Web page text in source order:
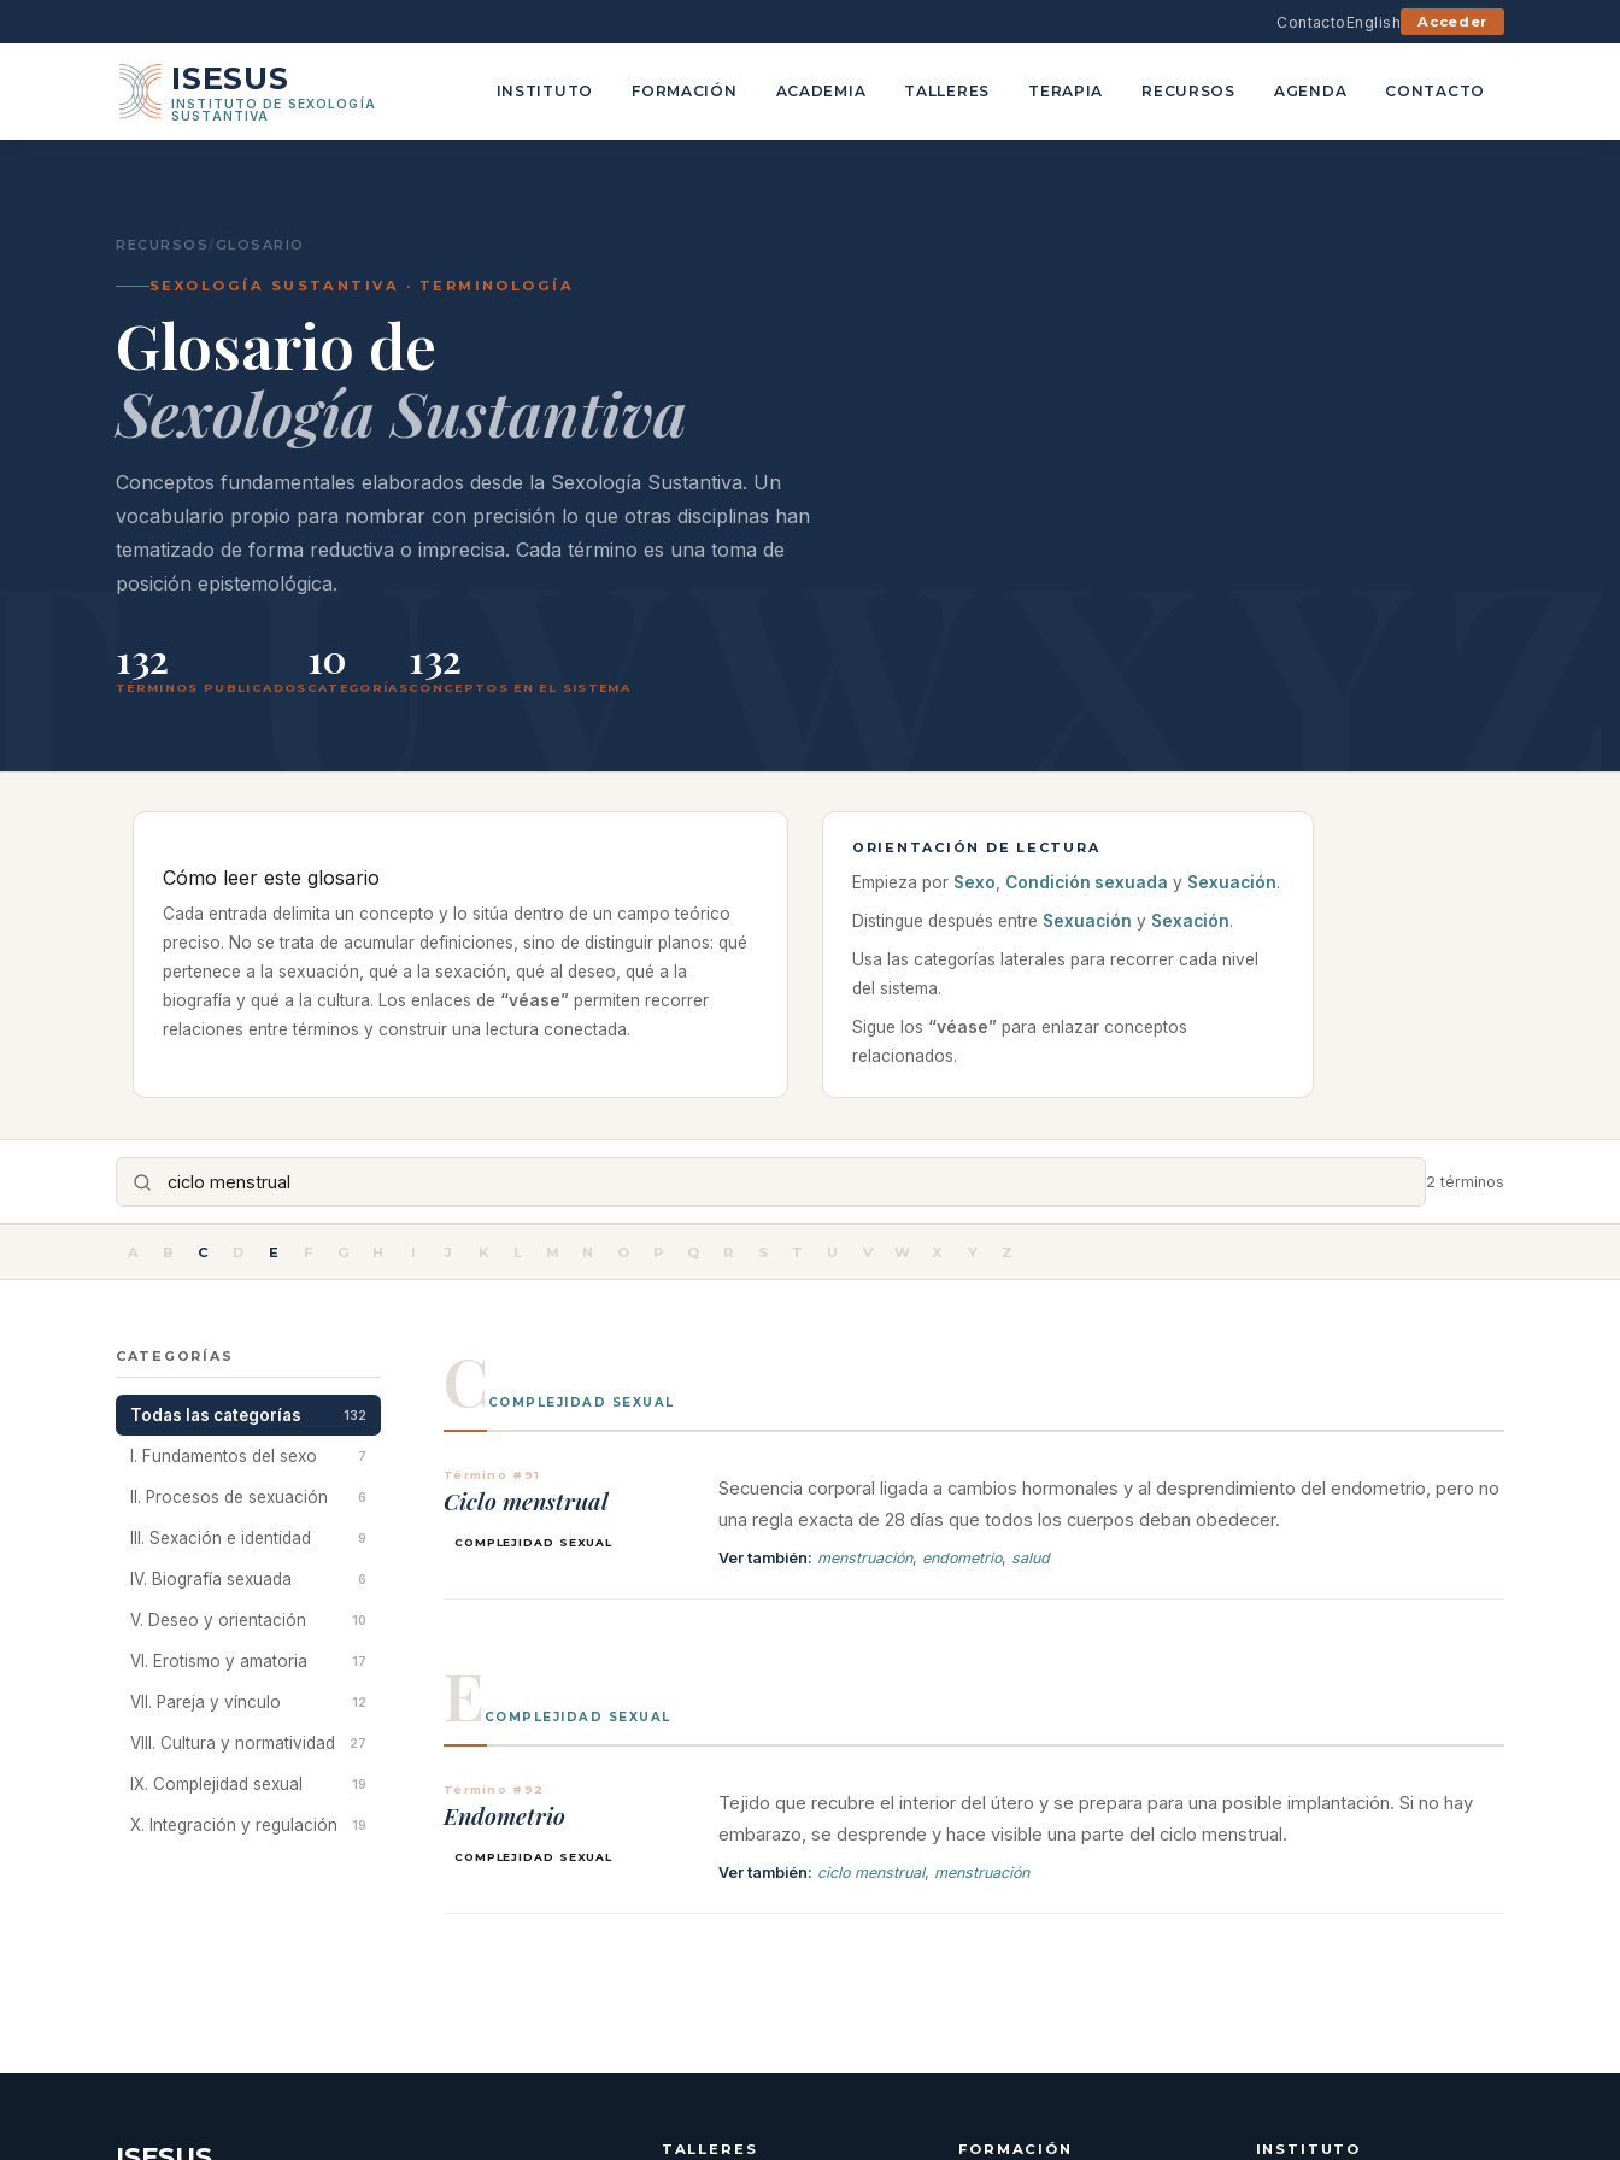
Contacto English Acceder
ISESUS
INSTITUTO DE SEXOLOGÍA
SUSTANTIVA
INSTITUTO FORMACIÓN ACADEMIA TALLERES TERAPIA RECURSOS AGENDA CONTACTO
RECURSOS/ GLOSARIO
SEXOLOGÍA SUSTANTIVA · TERMINOLOGÍA
Glosario de
Sexología Sustantiva
Conceptos fundamentales elaborados desde la Sexología Sustantiva. Un
vocabulario propio para nombrar con precisión lo que otras disciplinas han
tematizado de forma reductiva o imprecisa. Cada término es una toma de
posición epistemológica.
132
TÉRMINOS PUBLICADOS
10
CATEGORÍAS
132
CONCEPTOS EN EL SISTEMA
Cómo leer este glosario
Cada entrada delimita un concepto y lo sitúa dentro de un campo teórico
preciso. No se trata de acumular definiciones, sino de distinguir planos: qué
pertenece a la sexuación, qué a la sexación, qué al deseo, qué a la
biografía y qué a la cultura. Los enlaces de “véase” permiten recorrer
relaciones entre términos y construir una lectura conectada.
ORIENTACIÓN DE LECTURA
Empieza por Sexo Condición sexuada y Sexuación.
Distingue después entre Sexuación y Sexación.
Usa las categorías laterales para recorrer cada nivel
del sistema.
Sigue los “véase” para enlazar conceptos
relacionados.
2 términos
A B C D E F G H I J K L M N O P Q R S T U V W X Y Z
CATEGORÍAS
Todas las categorías 132
I. Fundamentos del sexo 7
II. Procesos de sexuación 6
III. Sexación e identidad 9
IV. Biografía sexuada 6
V. Deseo y orientación 10
VI. Erotismo y amatoria 17
VII. Pareja y vínculo 12
VIII. Cultura y normatividad 27
IX. Complejidad sexual 19
X. Integración y regulación 19
C COMPLEJIDAD SEXUAL
Término #91
Ciclo menstrual
COMPLEJIDAD SEXUAL
Secuencia corporal ligada a cambios hormonales y al desprendimiento del endometrio, pero no
una regla exacta de 28 días que todos los cuerpos deban obedecer.
Ver también: menstruación, endometrio, salud
E COMPLEJIDAD SEXUAL
Término #92
Endometrio
COMPLEJIDAD SEXUAL
Tejido que recubre el interior del útero y se prepara para una posible implantación. Si no hay
embarazo, se desprende y hace visible una parte del ciclo menstrual.
Ver también: ciclo menstrual, menstruación
TALLERES FORMACIÓN INSTITUTO